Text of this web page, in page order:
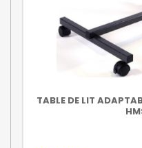
TABLE DE LIT